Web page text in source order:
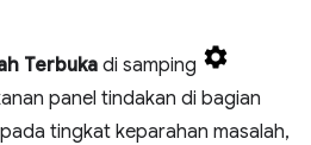
Terbuka di samping
panel tindakan di bagian
tingkat keparahan masalah,